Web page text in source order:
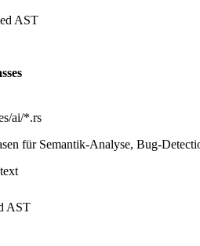
AST
ai/*.rs
für Semantik-Analyse, Bug-
AST